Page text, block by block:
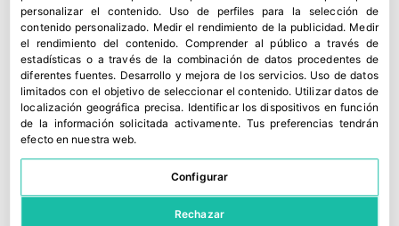
Últimas noticias
personalizar el contenido. Uso de perfiles para la selección de
contenido personalizado. Medir el rendimiento de la publicidad. Medir
el rendimiento del contenido.Comprender al público a través de
estadísticas o a través de la combinación de datos procedentes de
diferentes fuentes. Desarrollo y mejora de los servicios. Uso de datos
limitados con el objetivo de seleccionar el contenido. Utilizar datos de
localización geográfica precisa. Identificar los dispositivos en función
de la información solicitada activamente. Tus preferencias tendrán
efecto en nuestra web.
Configurar
Rechazar